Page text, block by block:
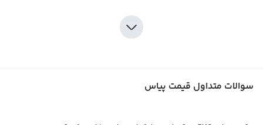
اجتماعی ممکن است تاثیر قابل توجهی در قیمت پیاس داشته باشد و اهمیت ماندن
در جریان اخبار مربوط به این ارز برای سرمایه‌گذاران بسیار مهم است.
تتر محاسبه می‌شود. با توجه به نوسانات قیمت ارزهای دیجیتال، قیمت پیاس نیز
سوالات متداول قیمت پیاس